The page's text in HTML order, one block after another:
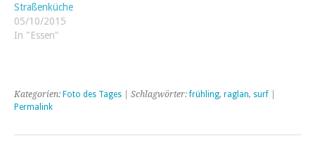
Straßenküche
05/10/2015
In "Essen"
Kategorien: Foto des Tages | Schlagwörter:frühling, raglan, surf
Permalink